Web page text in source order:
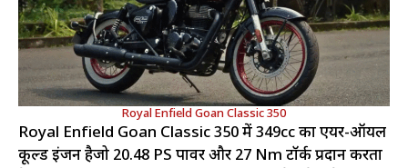
Royal Enfield Goan Classic 350
Royal Enfield Goan Classic 350 में 349cc का एयर-ऑयल
कूल्ड इंजन हैजो 20.48 PS पावर और 27 Nm टॉर्क प्रदान करता